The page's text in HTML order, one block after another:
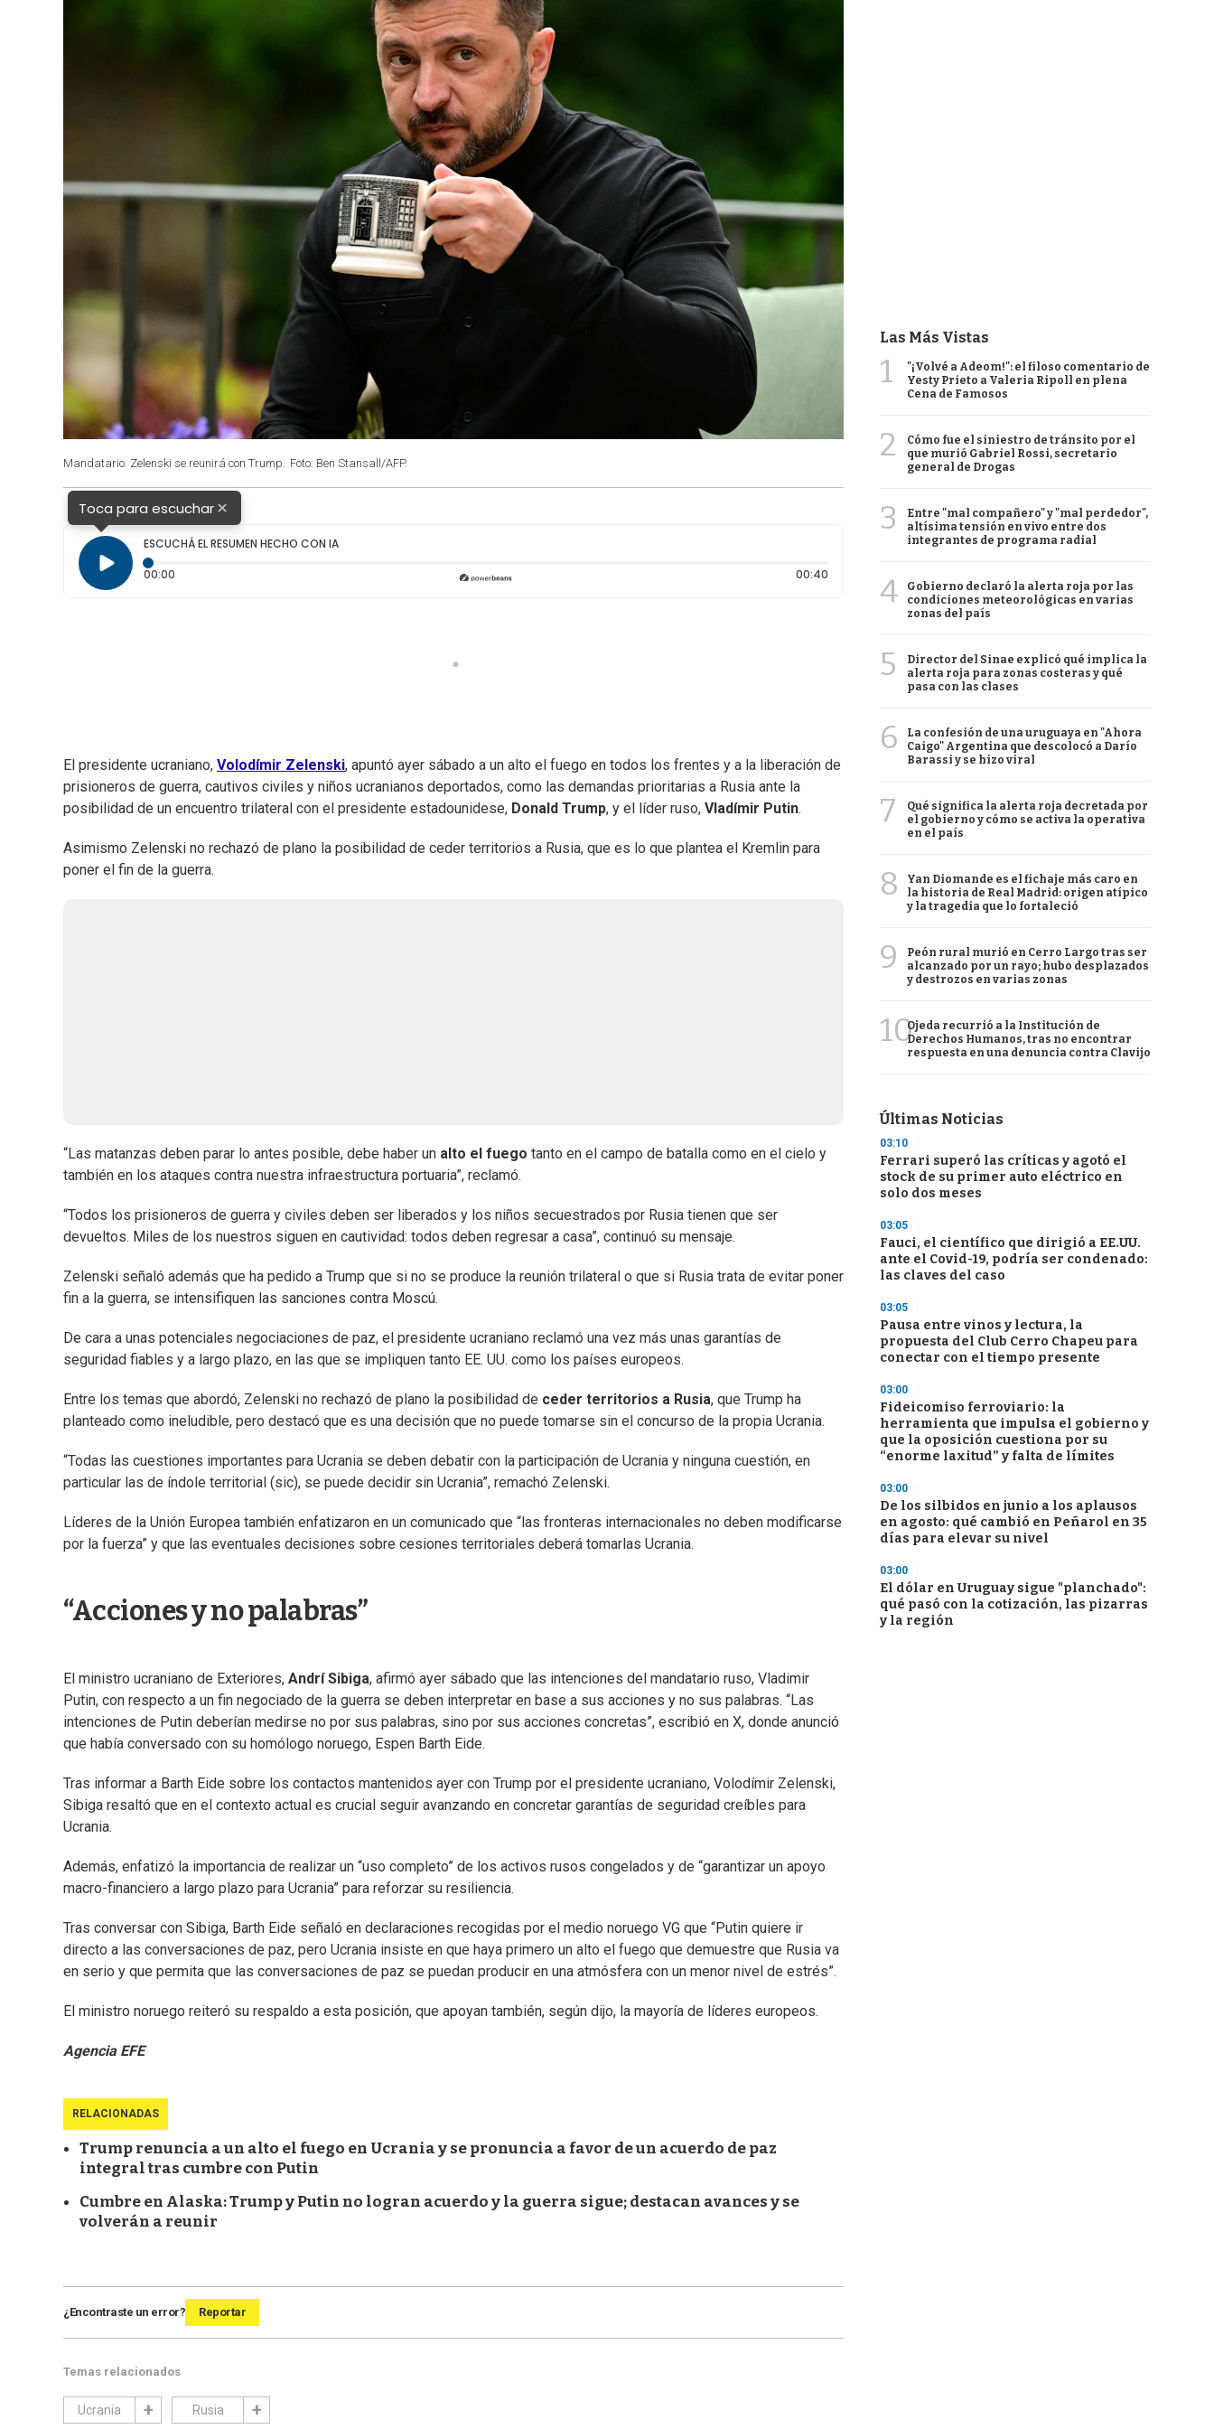
Mandatario. Zelenski se reunirá con Trump. Foto: Ben Stansall/AFP.
Toca para escuchar×
ESCUCHÁ EL RESUMEN HECHO CON IA
00:00
00:40Duración: 40 segundos
El presidente ucraniano, Volodímir Zelenski, apuntó ayer sábado a un alto el fuego en todos los frentes y a la liberación de
prisioneros de guerra, cautivos civiles y niños ucranianos deportados, como las demandas prioritarias a Rusia ante la
posibilidad de un encuentro trilateral con el presidente estadounidese, Donald Trump, y el líder ruso, Vladímir Putin.
Asimismo Zelenski no rechazó de plano la posibilidad de ceder territorios a Rusia, que es lo que plantea el Kremlin para
poner el fin de la guerra.
“Las matanzas deben parar lo antes posible, debe haber un alto el fuego tanto en el campo de batalla como en el cielo y
también en los ataques contra nuestra infraestructura portuaria”, reclamó.
“Todos los prisioneros de guerra y civiles deben ser liberados y los niños secuestrados por Rusia tienen que ser
devueltos. Miles de los nuestros siguen en cautividad: todos deben regresar a casa”, continuó su mensaje.
Zelenski señaló además que ha pedido a Trump que si no se produce la reunión trilateral o que si Rusia trata de evitar poner
fin a la guerra, se intensifiquen las sanciones contra Moscú.
De cara a unas potenciales negociaciones de paz, el presidente ucraniano reclamó una vez más unas garantías de
seguridad fiables y a largo plazo, en las que se impliquen tanto EE. UU. como los países europeos.
Entre los temas que abordó, Zelenski no rechazó de plano la posibilidad de ceder territorios a Rusia, que Trump ha
planteado como ineludible, pero destacó que es una decisión que no puede tomarse sin el concurso de la propia Ucrania.
“Todas las cuestiones importantes para Ucrania se deben debatir con la participación de Ucrania y ninguna cuestión, en
particular las de índole territorial (sic), se puede decidir sin Ucrania”, remachó Zelenski.
Líderes de la Unión Europea también enfatizaron en un comunicado que “las fronteras internacionales no deben modificarse
por la fuerza” y que las eventuales decisiones sobre cesiones territoriales deberá tomarlas Ucrania.
“Acciones y no palabras”
El ministro ucraniano de Exteriores, Andrí Sibiga, afirmó ayer sábado que las intenciones del mandatario ruso, Vladimir
Putin, con respecto a un fin negociado de la guerra se deben interpretar en base a sus acciones y no sus palabras. “Las
intenciones de Putin deberían medirse no por sus palabras, sino por sus acciones concretas”, escribió en X, donde anunció
que había conversado con su homólogo noruego, Espen Barth Eide.
Tras informar a Barth Eide sobre los contactos mantenidos ayer con Trump por el presidente ucraniano, Volodímir Zelenski,
Sibiga resaltó que en el contexto actual es crucial seguir avanzando en concretar garantías de seguridad creíbles para
Ucrania.
Además, enfatizó la importancia de realizar un “uso completo” de los activos rusos congelados y de “garantizar un apoyo
macro-financiero a largo plazo para Ucrania” para reforzar su resiliencia.
Tras conversar con Sibiga, Barth Eide señaló en declaraciones recogidas por el medio noruego VG que “Putin quiere ir
directo a las conversaciones de paz, pero Ucrania insiste en que haya primero un alto el fuego que demuestre que Rusia va
en serio y que permita que las conversaciones de paz se puedan producir en una atmósfera con un menor nivel de estrés”.
El ministro noruego reiteró su respaldo a esta posición, que apoyan también, según dijo, la mayoría de líderes europeos.
Agencia EFE
RELACIONADAS
Trump renuncia a un alto el fuego en Ucrania y se pronuncia a favor de un acuerdo de paz
integral tras cumbre con Putin
Cumbre en Alaska: Trump y Putin no logran acuerdo y la guerra sigue; destacan avances y se
volverán a reunir
¿Encontraste un error? Reportar
Temas relacionados
Ucrania Rusia
Las Más Vistas
1
"¡Volvé a Adeom!": el filoso comentario de
Yesty Prieto a Valeria Ripoll en plena
Cena de Famosos
2
Cómo fue el siniestro de tránsito por el
que murió Gabriel Rossi, secretario
general de Drogas
3
Entre "mal compañero" y "mal perdedor",
altísima tensión en vivo entre dos
integrantes de programa radial
4
Gobierno declaró la alerta roja por las
condiciones meteorológicas en varias
zonas del país
5
Director del Sinae explicó qué implica la
alerta roja para zonas costeras y qué
pasa con las clases
6
La confesión de una uruguaya en "Ahora
Caigo" Argentina que descolocó a Darío
Barassi y se hizo viral
7
Qué significa la alerta roja decretada por
el gobierno y cómo se activa la operativa
en el país
8
Yan Diomande es el fichaje más caro en
la historia de Real Madrid: origen atípico
y la tragedia que lo fortaleció
9
Peón rural murió en Cerro Largo tras ser
alcanzado por un rayo; hubo desplazados
y destrozos en varias zonas
10Ojeda recurrió a la Institución de
Derechos Humanos, tras no encontrar
respuesta en una denuncia contra Clavijo
Últimas Noticias
03:10
Ferrari superó las críticas y agotó el
stock de su primer auto eléctrico en
solo dos meses
03:05
Fauci, el científico que dirigió a EE.UU.
ante el Covid-19, podría ser condenado:
las claves del caso
03:05
Pausa entre vinos y lectura, la
propuesta del Club Cerro Chapeu para
conectar con el tiempo presente
03:00
Fideicomiso ferroviario: la
herramienta que impulsa el gobierno y
que la oposición cuestiona por su
“enorme laxitud” y falta de límites
03:00
De los silbidos en junio a los aplausos
en agosto: qué cambió en Peñarol en 35
días para elevar su nivel
03:00
El dólar en Uruguay sigue "planchado":
qué pasó con la cotización, las pizarras
y la región